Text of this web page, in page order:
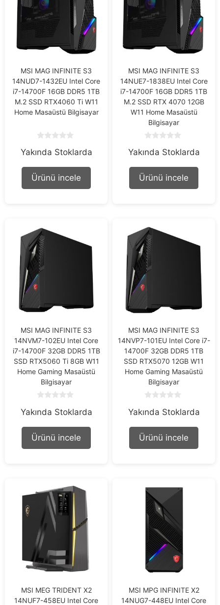
MSI MAG INFINITE S3
14NUD7-1432EU Intel Core
i7-14700F 16GB DDR5 1TB
M.2 SSD RTX4060 Ti W11
Home Masaüstü Bilgisayar
o
t
f
Yakında Stoklarda
Ürünü incele
MSI MAG INFINITE S3
14NUE7-1838EU Intel Core
i7-14700F 16GB DDR5 1TB
M.2 SSD RTX 4070 12GB
W11 Home Masaüstü
Bilgisayar
o
t
f
Yakında Stoklarda
Ürünü incele
MSI MAG INFINITE S3
14NVM7-102EU Intel Core
i7-14700F 32GB DDR5 1TB
SSD RTX5060 Ti 8GB W11
Home Gaming Masaüstü
Bilgisayar
o
t
f
Yakında Stoklarda
Ürünü incele
MSI MAG INFINITE S3
14NVP7-101EU Intel Core i7-
14700F 32GB DDR5 1TB
SSD RTX5070 12GB W11
Home Gaming Masaüstü
Bilgisayar
o
t
f
Yakında Stoklarda
Ürünü incele
MSI MEG TRIDENT X2
14NUF7-458EU Intel Core
MSI MPG INFINITE X2
14NUG7-448EU Intel Core